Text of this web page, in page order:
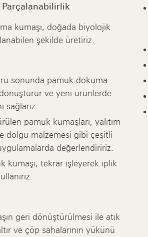
kumaşı, doğada biyolojik
şekilde üretiriz.
sonunda pamuk dokuma
ve yeni ürünlerde
sağlarız.
pamuk kumaşları, yalıtım
dolgu malzemesi gibi çeşitli
değerlendiririz.
kumaşı, tekrar işleyerek iplik
geri dönüştürülmesi ile atık
ve çöp sahalarının yükünü